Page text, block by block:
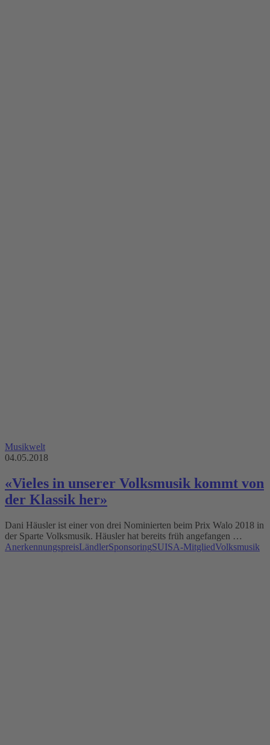
Musikwelt
04.05.2018
«Vieles in unserer Volksmusik kommt von
der Klassik her»
Dani Häusler ist einer von drei Nominierten beim Prix Walo 2018 in
der Sparte Volksmusik. Häusler hat bereits früh angefangen …
AnerkennungspreisLändlerSponsoringSUISA-MitgliedVolksmusik